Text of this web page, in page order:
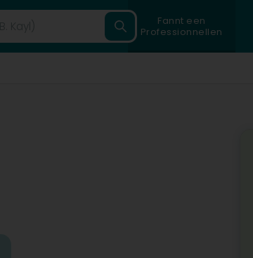
Fannt een
Professionnellen